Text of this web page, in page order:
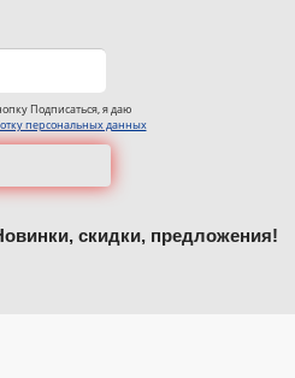
Подписаться, я даю
персональных данных
скидки, предложения!